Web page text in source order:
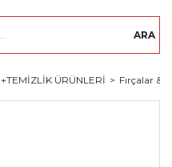
ARA
+TEMİZLİK ÜRÜNLERİ Fırçalar &